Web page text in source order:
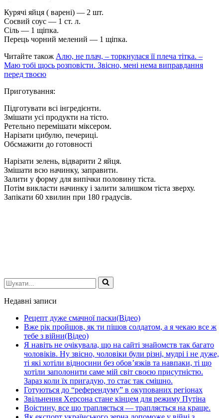
Курячі яйця ( варені) — 2 шт.
Соєвий соус — 1 ст. л.
Сіль — 1 щіпка.
Перець чорний мелений — 1 щіпка.
Читайте також Алю, не плач, – торкнулася її плеча тітка. –
Маю тобі щось розповісти. Звісно, мені нема виправдання
перед твоєю
Приготування:
Підготувати всі інгредієнти.
Змішати усі продукти на тісто.
Ретельно перемішати міксером.
Нарізати цибулю, печериці.
Обсмажити до готовності
Нарізати зелень, відварити 2 яйця.
Змішати всю начинку, заправити.
Залити у форму для випічки половину тіста.
Потім викласти начинку і залити залишком тіста зверху.
Запікати 60 хвилин при 180 градусів.
Шукати...
Недавні записи
Рецепт дуже смачної паски(Відео)
Вже рік пройшов, як ти пішов солдатом, а я чекаю все ж
тебе з війни(Відео)
Я навіть не очікувала, що на сайті знайомств так багато
чоловіків. Ну звісно, чоловіки були різні, мудрі і не дуже,
ті які хотіли відносини без обов’язків та навпаки, ті що
хотіли заполонити саме мій світ своєю присутністю.
Зараз коли їх пригадую, то стає так смішно.
Готуються до “референдуму” в окупованих регіонах
Звільнення Херсона стане кінцем для режиму Путіна
Воістину, все що трапляється — трапляється на краще.